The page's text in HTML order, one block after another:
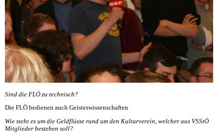
Sind die FLÖ zu technisch?
Die FLÖ bedienen auch Geisteswissenschaften
Wie steht es um die Geldflüsse rund um den Kulturverein, welcher aus VSStÖ
Mitglieder bestehen soll?